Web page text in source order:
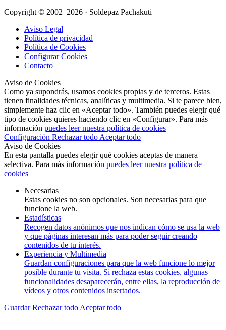
Copyright © 2002–2026 · Soldepaz Pachakuti
Aviso Legal
Política de privacidad
Política de Cookies
Configurar Cookies
Contacto
Aviso de Cookies
Como ya supondrás, usamos cookies propias y de terceros. Estas
tienen finalidades técnicas, analíticas y multimedia. Si te parece bien,
simplemente haz clic en «Aceptar todo». También puedes elegir qué
tipo de cookies quieres haciendo clic en «Configurar». Para más
información puedes leer nuestra política de cookies
Configuración Rechazar todo Aceptar todo
Aviso de Cookies
En esta pantalla puedes elegir qué cookies aceptas de manera
selectiva. Para más información puedes leer nuestra política de
cookies
Necesarias
Estas cookies no son opcionales. Son necesarias para que
funcione la web.
Estadísticas
Recogen datos anónimos que nos indican cómo se usa la web
y que páginas interesan más para poder seguir creando
contenidos de tu interés.
Experiencia y Multimedia
Guardan configuraciones para que la web funcione lo mejor
posible durante tu visita. Si rechaza estas cookies, algunas
funcionalidades desaparecerán, entre ellas, la reproducción de
vídeos y otros contenidos insertados.
GuardarRechazar todo Aceptar todo